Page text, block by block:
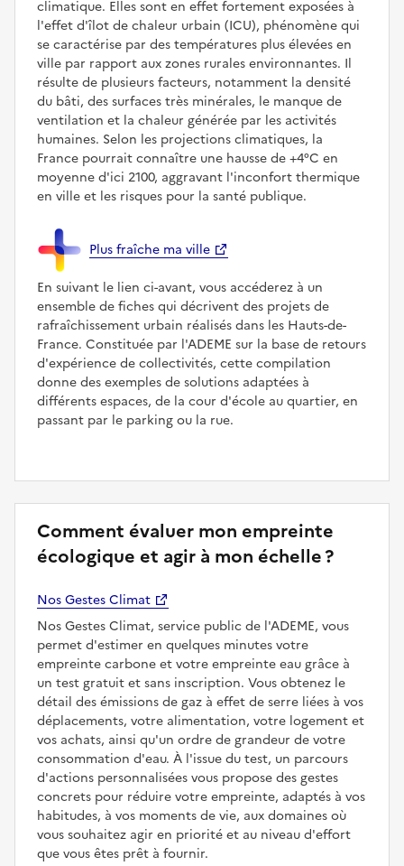
climatique. Elles sont en effet fortement exposées à
l'effet d'îlot de chaleur urbain (ICU), phénomène qui
se caractérise par des températures plus élevées en
ville par rapport aux zones rurales environnantes. Il
résulte de plusieurs facteurs, notamment la densité
du bâti, des surfaces très minérales, le manque de
ventilation et la chaleur générée par les activités
humaines. Selon les projections climatiques, la
France pourrait connaître une hausse de +4°C en
moyenne d'ici 2100, aggravant l'inconfort thermique
en ville et les risques pour la santé publique.
Plus fraîche ma ville
En suivant le lien ci-avant, vous accéderez à un
ensemble de fiches qui décrivent des projets de
rafraîchissement urbain réalisés dans les Hauts-de-
France. Constituée par l'ADEME sur la base de retours
d'expérience de collectivités, cette compilation
donne des exemples de solutions adaptées à
différents espaces, de la cour d'école au quartier, en
passant par le parking ou la rue.
Comment évaluer mon empreinte
écologique et agir à mon échelle ?
Nos Gestes Climat
Nos Gestes Climat, service public de l'ADEME, vous
permet d'estimer en quelques minutes votre
empreinte carbone et votre empreinte eau grâce à
un test gratuit et sans inscription. Vous obtenez le
détail des émissions de gaz à effet de serre liées à vos
déplacements, votre alimentation, votre logement et
vos achats, ainsi qu'un ordre de grandeur de votre
consommation d'eau. À l'issue du test, un parcours
d'actions personnalisées vous propose des gestes
concrets pour réduire votre empreinte, adaptés à vos
habitudes, à vos moments de vie, aux domaines où
vous souhaitez agir en priorité et au niveau d'effort
que vous êtes prêt à fournir.